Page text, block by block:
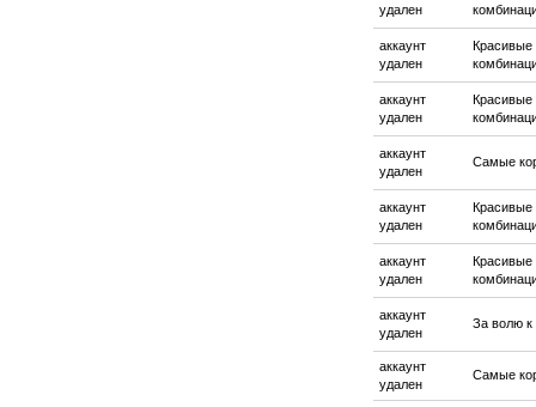
удален
аккаунт
удален
Красивые
аккаунт
удален
Красивые
аккаунт
удален
Самые
аккаунт
удален
Красивые
аккаунт
удален
Красивые
аккаунт
удален
За волю к
аккаунт
удален
Самые